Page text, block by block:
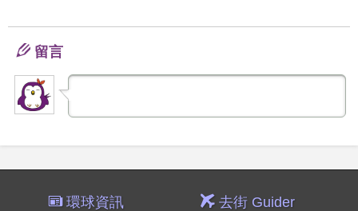
留言
環球資訊 去街 Guider